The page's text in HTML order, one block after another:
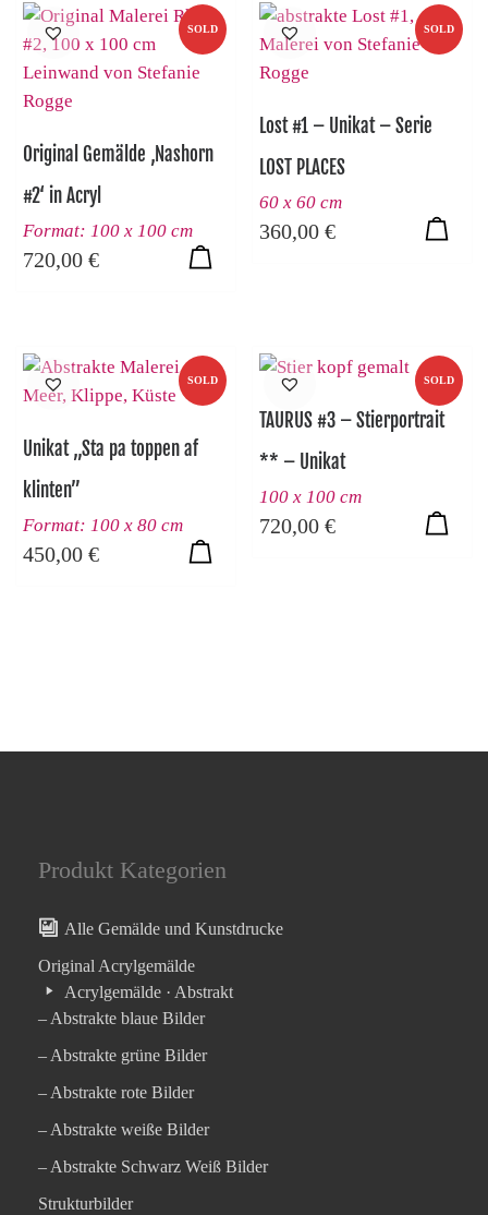
SOLD
Original Gemälde ‚Nashorn
#2‘ in Acryl
Format: 100 x 100 cm
720,00 €
SOLD
Lost #1 – Unikat – Serie
LOST PLACES
60 x 60 cm
360,00€
SOLD
Unikat „Sta pa toppen af
klinten”
Format: 100 x 80 cm
450,00 €
SOLD
TAURUS #3 – Stierportrait
** – Unikat
100 x 100 cm
720,00€
Produkt Kategorien
Alle Gemälde und Kunstdrucke
Original Acrylgemälde
Acrylgemälde · Abstrakt
– Abstrakte blaue Bilder
– Abstrakte grüne Bilder
– Abstrakte rote Bilder
– Abstrakte weiße Bilder
– Abstrakte Schwarz Weiß Bilder
Strukturbilder